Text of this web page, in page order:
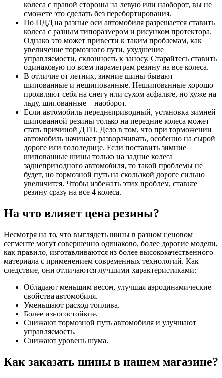
колеса с правой стороны на левую или наоборот, вы не
сможете это сделать без перебортирования.
По ПДД на разные оси автомобиля разрешается ставить
колеса с разным типоразмером и рисунком протектора.
Однако это может привести к таким проблемам, как
увеличение тормозного пути, ухудшение
управляемости, склонность к заносу. Старайтесь ставить
одинаковую по всем параметрам резину на все колеса.
В отличие от летних, зимние шины бывают
шипованные и нешипованные. Нешипованные хорошо
проявляют себя на снегу или сухом асфальте, но хуже на
льду, шипованные – наоборот.
Если автомобиль переднеприводный, установка зимней
шипованной резины только на передние колеса может
стать причиной ДТП. Дело в том, что при торможении
автомобиль начинает разворачивать, особенно на сырой
дороге или гололедице. Если поставить зимние
шипованные шины только на задние колеса
заднеприводного автомобиля, то такой проблемы не
будет, но тормозной путь на скользкой дороге сильно
увеличится. Чтобы избежать этих проблем, ставьте
резину сразу на все 4 колеса.
На что влияет цена резины?
Несмотря на то, что выглядеть шины в разном ценовом
сегменте могут совершенно одинаково, более дорогие модели,
как правило, изготавливаются из более высококачественного
материала с применением современных технологий. Как
следствие, они отличаются лучшими характеристиками:
Обладают меньшим весом, улучшая аэродинамические
свойства автомобиля.
Уменьшают расход топлива.
Более износостойкие.
Снижают тормозной путь автомобиля и улучшают
управляемость.
Снижают уровень шума.
Как заказать шины в нашем магазине?